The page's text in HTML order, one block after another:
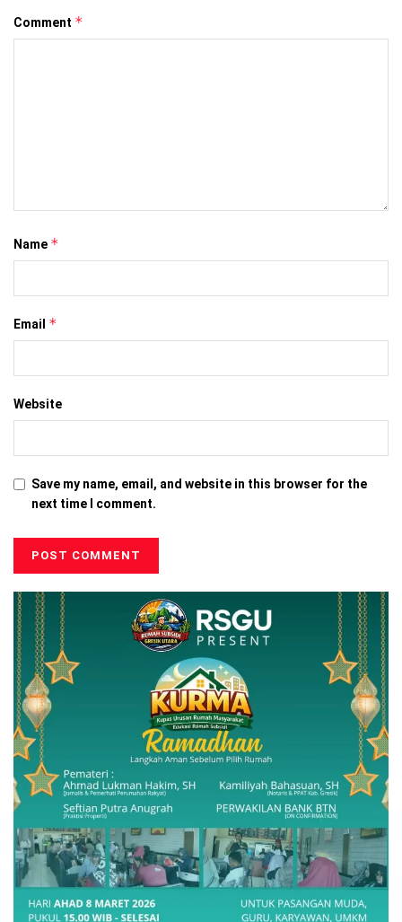
Comment *
Name *
Email *
Website
Save my name, email, and website in this browser for the
next time I comment.